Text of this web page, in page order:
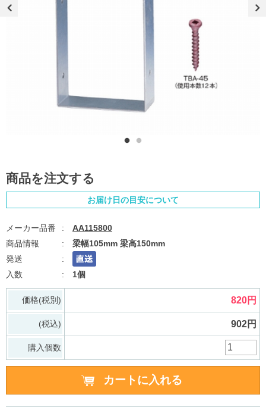
商品を注文する
お届け日の目安について
AA115800
梁幅105mm 梁高150mm
1個
価格(税別) 820円
(税込) 902円
購入個数